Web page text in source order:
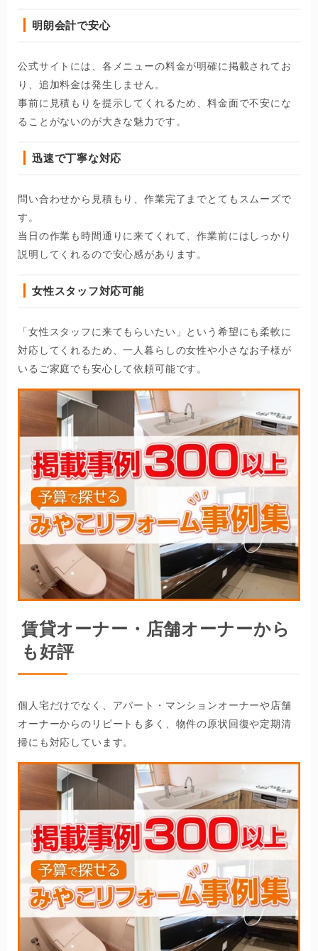
明朗会計で安心
公式サイトには、各メニューの料金が明確に掲載されてお
り、追加料金は発生しません。
事前に見積もりを提示してくれるため、料金面で不安にな
ることがないのが大きな魅力です。
迅速で丁寧な対応
問い合わせから見積もり、作業完了までとてもスムーズで
す。
当日の作業も時間通りに来てくれて、作業前にはしっかり
説明してくれるので安心感があります。
女性スタッフ対応可能
「女性スタッフに来てもらいたい」という希望にも柔軟に
対応してくれるため、一人暮らしの女性や小さなお子様が
いるご家庭でも安心して依頼可能です。
賃貸オーナー・店舗オーナーから
も好評
個人宅だけでなく、アパート・マンションオーナーや店舗
オーナーからのリピートも多く、物件の原状回復や定期清
掃にも対応しています。